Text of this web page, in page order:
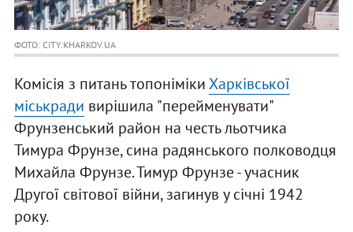
ФОТО: CITY.KHARKOV.UA
Комісія з питань топонімікиХарківської
міськради вирішила "перейменувати"
Фрунзенський район на честь льотчика
Тимура Фрунзе, сина радянського полководця
Михайла Фрунзе. Тимур Фрунзе - учасник
Другої світової війни, загинув у січні 1942
року.